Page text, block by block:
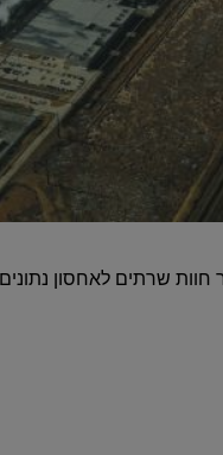
חוות שרתים לאחסון